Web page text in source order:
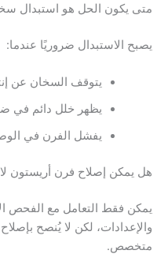
متى يكون الحل هو استبدال
يصبح الاستبدال ضروريًا عندما:
يتوقف السخان عن
يظهر خلل دائم في
يفشل الفرن في
هل يمكن إصلاح فرن أريستون
يمكن فقط التعامل مع الفحص
والإعدادات، لكن لا يُنصح
متخصص.